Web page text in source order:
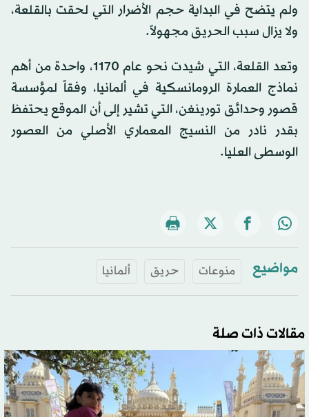
ولم يتضح في البداية حجم الأضرار التي لحقت بالقلعة،
ولا يزال سبب الحريق مجهولاً.
وتعد القلعة، التي شيدت نحو عام 1170، واحدة من أهم
نماذج العمارة الرومانسكية في ألمانيا، وفقاً لمؤسسة
قصور وحدائق تورينغن، التي تشير إلى أن الموقع يحتفظ
بقدر نادر من النسيج المعماري الأصلي من العصور
الوسطى العليا.
مواضيع منوعات حريق ألمانيا
مقالات ذات صلة